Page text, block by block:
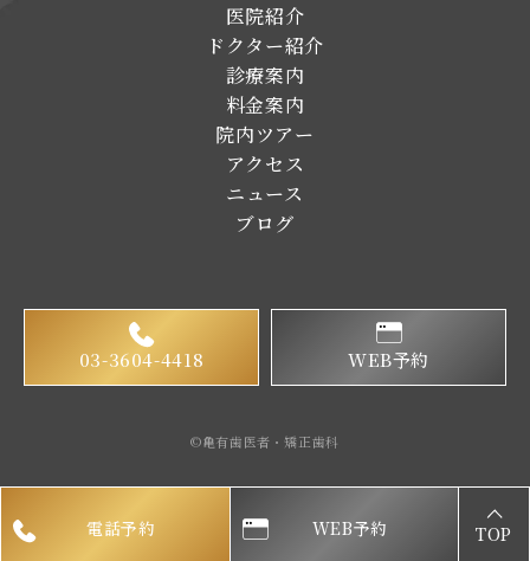
電話予約 WEB予約 TOP
©亀有歯医者・矯正歯科
医院紹介
ドクター紹介
診療案内
料金案内
院内ツアー
アクセス
ニュース
ブログ
03-3604-4418 WEB予約